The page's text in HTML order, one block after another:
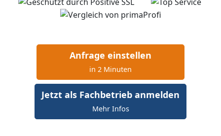
Anfrage einstellen
in 2 Minuten
Jetzt als Fachbetrieb anmelden
Mehr Infos